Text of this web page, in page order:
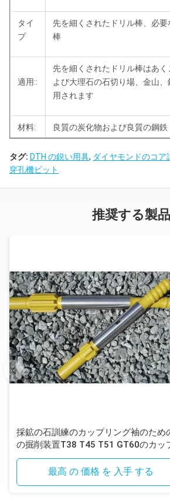
タイ
プ
先を細くされたドリル棒、必要
棒
適用::
先を細くされたドリル棒はあく
よび大理石の石切り場、金山、
用されます
材料: 良質の炭化物および良質の鋼鉄
MOQ: テストおよび試験順序のための
私達は炭化物のサイズ、ドリル棒の別の
ル棒
先を
細く
され
たド
リル
棒
先を細く
すること
の角度:
4、6、
7、11、
12 度
400mm
から
8000mm
リル
26mm、
28mm、
32mm、
から
タグ: DTH の鋭い用具, ダイヤモンドのコア
穿孔機ビット
推奨する製品
採鉱の石訓練のカップリング袖のため
の掘削装置T38 T45 T51 GT60のカッ
ング袖
最高 の 価格 を 入手 する